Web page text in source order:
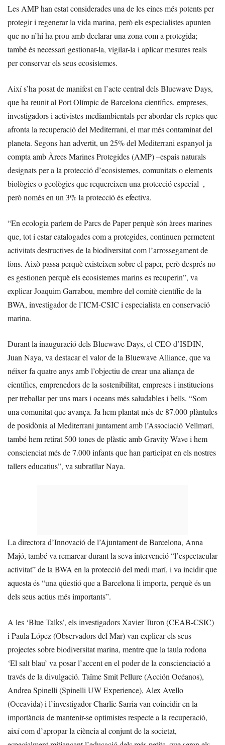
Les AMP han estat considerades una de les eines més potents per
protegir i regenerar la vida marina, però els especialistes apunten
que no n’hi ha prou amb declarar una zona com a protegida;
també és necessari gestionar-la, vigilar-la i aplicar mesures reals
per conservar els seus ecosistemes.
Així s’ha posat de manifest en l’acte central dels Bluewave Days,
que ha reunit al Port Olímpic de Barcelona científics, empreses,
investigadors i activistes mediambientals per abordar els reptes que
afronta la recuperació del Mediterrani, el mar més contaminat del
planeta. Segons han advertit, un 25% del Mediterrani espanyol ja
compta amb Àrees Marines Protegides (AMP) –espais naturals
designats per a la protecció d’ecosistemes, comunitats o elements
biològics o geològics que requereixen una protecció especial–,
però només en un 3% la protecció és efectiva.
“En ecologia parlem de Parcs de Paper perquè són àrees marines
que, tot i estar catalogades com a protegides, continuen permetent
activitats destructives de la biodiversitat com l’arrossegament de
fons. Això passa perquè existeixen sobre el paper, però després no
es gestionen perquè els ecosistemes marins es recuperin”, va
explicar Joaquim Garrabou, membre del comitè científic de la
BWA, investigador de l’ICM-CSIC i especialista en conservació
marina.
Durant la inauguració dels Bluewave Days, el CEO d’ISDIN,
Juan Naya, va destacar el valor de la Bluewave Alliance, que va
néixer fa quatre anys amb l’objectiu de crear una aliança de
científics, emprenedors de la sostenibilitat, empreses i institucions
per treballar per uns mars i oceans més saludables i bells. “Som
una comunitat que avança. Ja hem plantat més de 87.000 plàntules
de posidònia al Mediterrani juntament amb l’Associació Vellmarí,
també hem retirat 500 tones de plàstic amb Gravity Wave i hem
conscienciat més de 7.000 infants que han participat en els nostres
tallers educatius”, va subratllar Naya.
La directora d’Innovació de l’Ajuntament de Barcelona, Anna
Majó, també va remarcar durant la seva intervenció “l’espectacular
activitat” de la BWA en la protecció del medi marí, i va incidir que
aquesta és “una qüestió que a Barcelona li importa, perquè és un
dels seus actius més importants”.
A les ‘Blue Talks’, els investigadors Xavier Turon (CEAB-CSIC)
i Paula López (Observadors del Mar) van explicar els seus
projectes sobre biodiversitat marina, mentre que la taula rodona
‘El salt blau’ va posar l’accent en el poder de la conscienciació a
través de la divulgació. Taïme Smit Pellure (Acción Océanos),
Andrea Spinelli (Spinelli UW Experience), Alex Avello
(Oceavida) i l’investigador Charlie Sarria van coincidir en la
importància de mantenir-se optimistes respecte a la recuperació,
així com d’apropar la ciència al conjunt de la societat,